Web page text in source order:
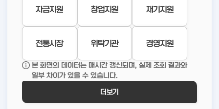
자금지원 창업지원 재기지원
전통시장 위탁기관 경영지원
본 화면의 데이터는 매시간 갱신되며, 실제 조회 결과와
일부 차이가 있을 수 있습니다.
더보기